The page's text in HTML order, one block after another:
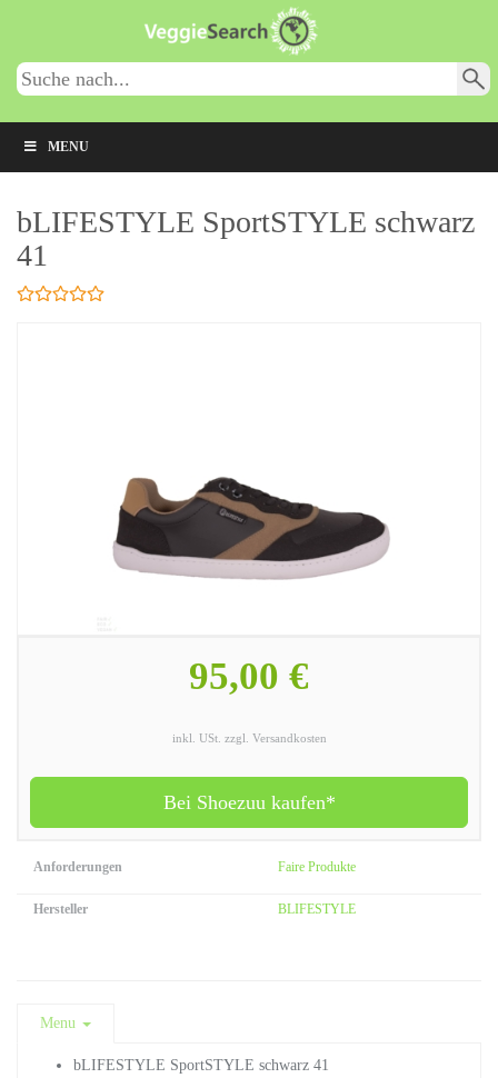
content
MENU
bLIFESTYLE SportSTYLE schwarz
41
95,00 €
inkl. USt. zzgl. Versandkosten
Bei Shoezuu kaufen*
Anforderungen Faire Produkte
Hersteller BLIFESTYLE
Menu
bLIFESTYLE SportSTYLE schwarz 41